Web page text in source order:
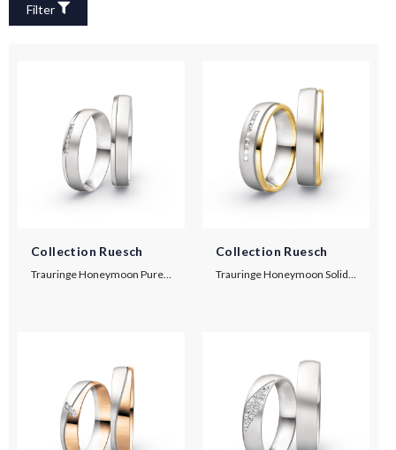
Filter
Collection Ruesch
Trauringe Honeymoon Pure IV
Collection Ruesch
Trauringe Honeymoon Solid IV